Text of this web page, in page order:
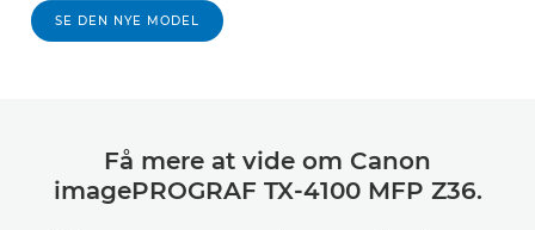
SE DEN NYE MODEL
Få mere at vide om Canon
imagePROGRAF TX-4100 MFP Z36.